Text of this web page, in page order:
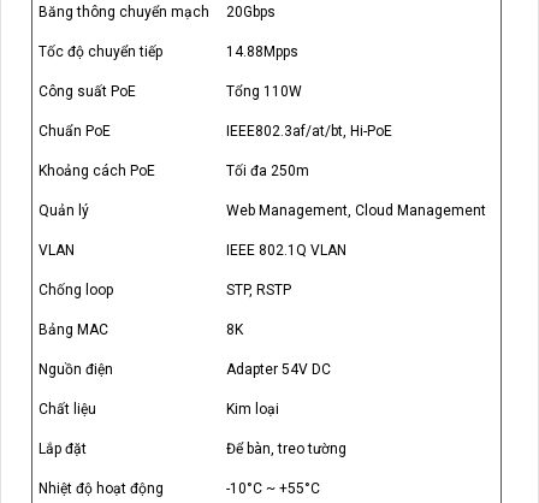
Băng thông chuyển mạch 20Gbps
Tốc độ chuyển tiếp 14.88Mpps
Công suất PoE Tổng 110W
Chuẩn PoE IEEE802.3af/at/bt, Hi-PoE
Khoảng cách PoE Tối đa 250m
Quản lý Web Management, Cloud Management
VLAN IEEE 802.1Q VLAN
Chống loop STP, RSTP
Bảng MAC 8K
Nguồn điện Adapter 54V DC
Chất liệu Kim loại
Lắp đặt Để bàn, treo tường
Nhiệt độ hoạt động -10°C ~ +55°C